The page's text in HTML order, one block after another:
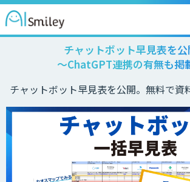
チャットボット早見表を公
～ChatGPT連携の有無も掲
チャットボット早見表を公開。無料で資